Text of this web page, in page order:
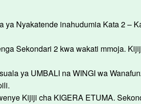
Nyakatende inahudumia Kata 2 –
Sekondari 2 kwa wakati mmoja.
ya UMBALI na WINGI wa
Kijiji cha KIGERA ETUMA.